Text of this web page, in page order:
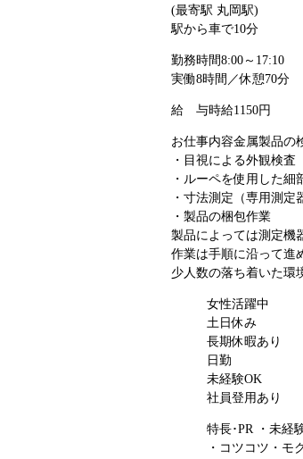
(最寄駅 丸岡駅)
駅から車で10分
勤務時間8:00～17:10
実働8時間／休憩70分
給 与時給1150円
お仕事内容金属製品の
・目視による外観検査
・ルーペを使用した細
・寸法測定（専用測定
・製品の梱包作業
製品によっては測定機
作業は手順に沿って進
少人数の落ち着いた環
女性活躍中
土日休み
長期休暇あり
日勤
未経験OK
社員登用あり
特長･PR
・未経
・コツコツ・モ